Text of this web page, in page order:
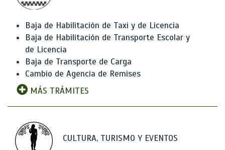
Baja de Habilitación de Taxi y de Licencia
Baja de Habilitación de Transporte Escolar y
de Licencia
Baja de Transporte de Carga
Cambio de Agencia de Remises
MÁS TRÁMITES
CULTURA, TURISMO Y EVENTOS